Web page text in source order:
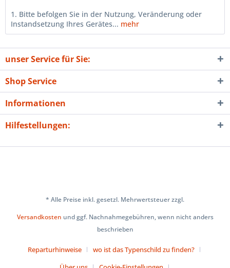
1. Bitte befolgen Sie in der Nutzung, Veränderung oder
Instandsetzung Ihres Gerätes... mehr
unser Service für Sie:
Shop Service
Informationen
Hilfestellungen:
* Alle Preise inkl. gesetzl. Mehrwertsteuer zzgl.
Versandkosten und ggf. Nachnahmegebühren, wenn nicht anders
beschrieben
Reparturhinweise
wo ist das Typenschild zu finden?